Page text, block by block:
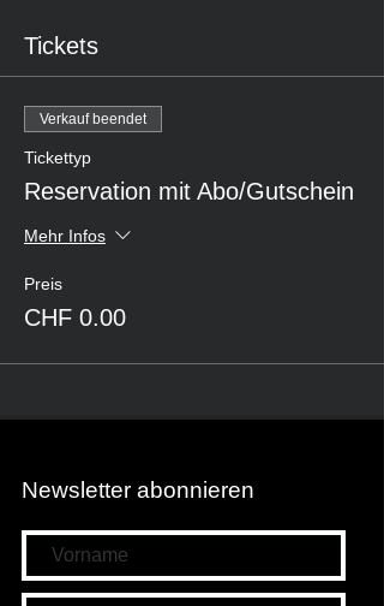
Tickets
Verkauf beendet
Tickettyp
Reservation mit Abo/Gutschein
Mehr Infos
Preis
CHF 0.00
Newsletter abonnieren